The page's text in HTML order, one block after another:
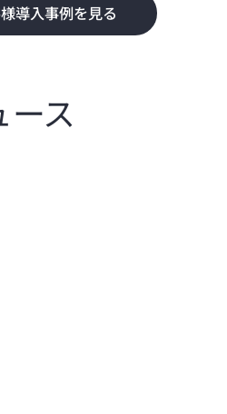
導入事例を見る
ース